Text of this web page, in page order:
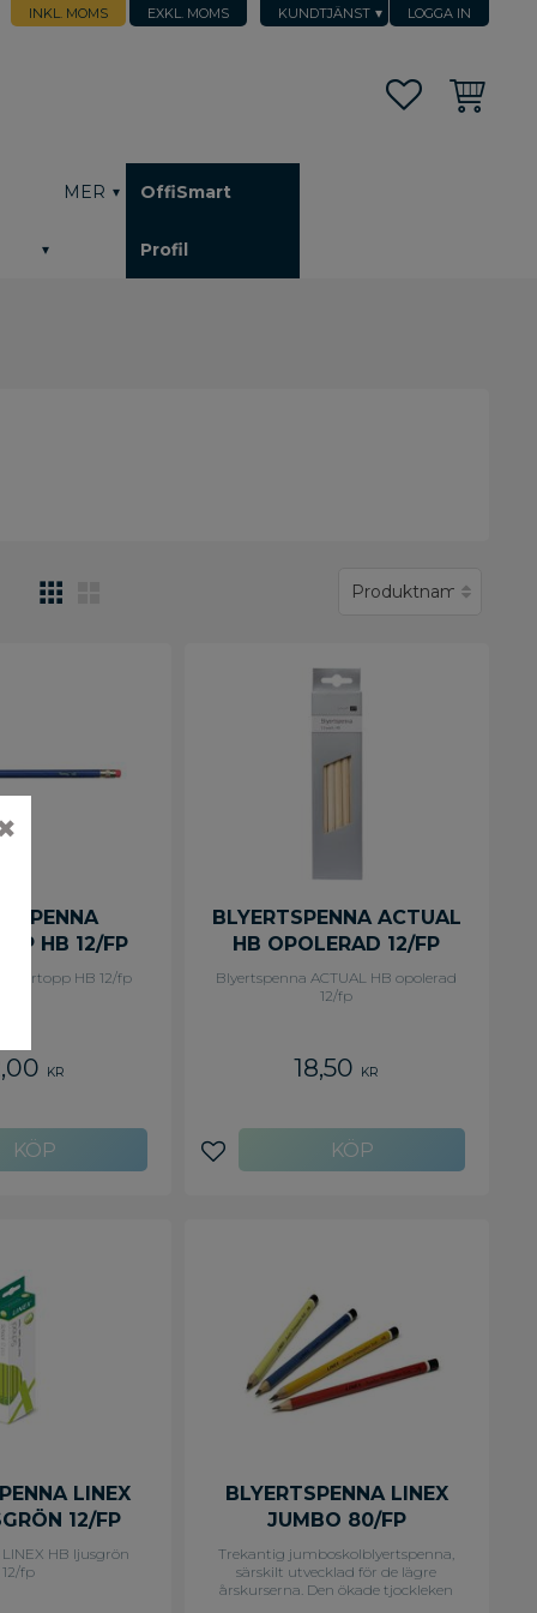
KUNDTJÄNST LOGGA IN
INKL. MOMS EXKL. MOMS
FavoriterKundvagn
MER OffiSmart
Profil
HB 12/FP
radertopp HB 12/fp
KR
BLYERTSPENNA ACTUAL
HB OPOLERAD 12/FP
Blyertspenna ACTUAL HB opolerad
12/fp
18,50 KR
Lägg till i favoriter
LINEX
12/FP
HB ljusgrön
12/fp
BLYERTSPENNA LINEX
JUMBO 80/FP
Trekantig jumboskolblyertspenna,
särskilt utvecklad för de lägre
årskurserna. Den ökade tjockleken